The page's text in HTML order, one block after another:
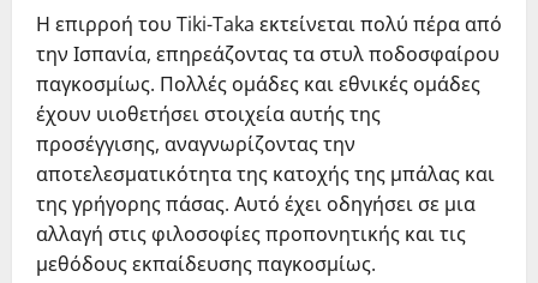
Η επιρροή του Tiki-Taka εκτείνεται πολύ πέρα από
την Ισπανία, επηρεάζοντας τα στυλ ποδοσφαίρου
παγκοσμίως. Πολλές ομάδες και εθνικές ομάδες
έχουν υιοθετήσει στοιχεία αυτής της
προσέγγισης, αναγνωρίζοντας την
αποτελεσματικότητα της κατοχής της μπάλας και
της γρήγορης πάσας. Αυτό έχει οδηγήσει σε μια
αλλαγή στις φιλοσοφίες προπονητικής και τις
μεθόδους εκπαίδευσης παγκοσμίως.